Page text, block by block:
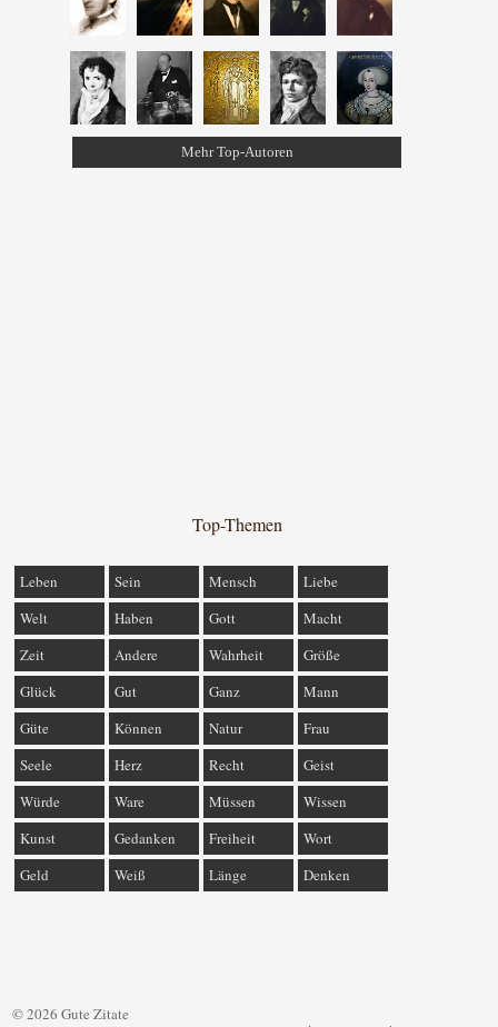
Mehr Top-Autoren
Top-Themen
Leben Sein Mensch
Liebe
Welt
Haben Gott
Macht
Zeit
Andere Wahrheit
Größe
Glück
Gut Ganz
Mann
Güte
Können Natur
Frau
Seele
Herz Recht
Geist
Würde
Ware Müssen
Wissen
Kunst
Gedanken Freiheit
Wort
Geld
Weiß Länge Denken
© 2026 Gute Zitate